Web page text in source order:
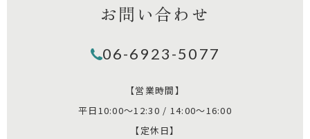
お問い合わせ
06-6923-5077
【営業時間】
平日10:00～12:30 / 14:00～16:00
【定休日】